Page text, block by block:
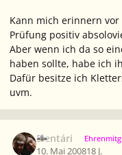
Kann mich erinnern
Prüfung positiv
Aber wenn ich da so
haben sollte, habe ich
Dafür besitze ich
uvm.
Elentári
10. Mai 200818 J.